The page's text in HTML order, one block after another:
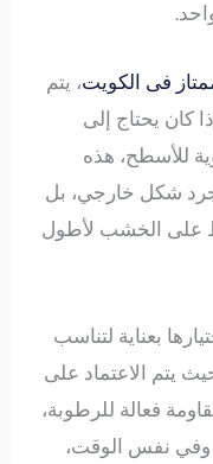
فى الكويت، يتم
كان يحتاج إلى
للأسطح، هذه
شكل خارجي، بل
على الخشب لأطول
بعناية لتناسب
يتم الاعتماد على
فعالة للرطوبة،
وفي نفس الوقت،